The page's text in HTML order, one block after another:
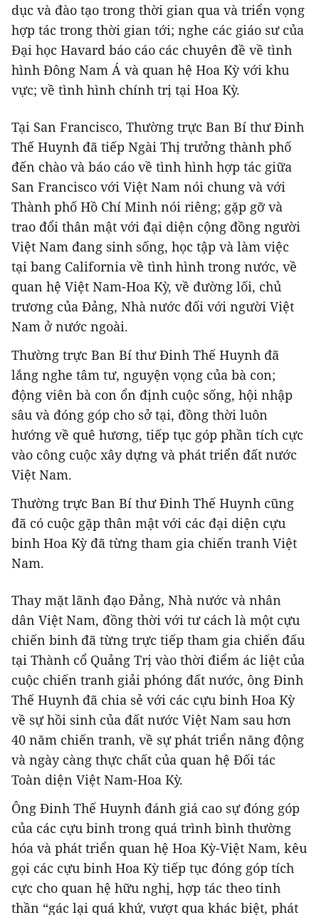
dục và đào tạo trong thời gian qua và triển vọng
hợp tác trong thời gian tới; nghe các giáo sư của
Đại học Havard báo cáo các chuyên đề về tình
hình Đông Nam Á và quan hệ Hoa Kỳ với khu
vực; về tình hình chính trị tại Hoa Kỳ.
Tại San Francisco, Thường trực Ban Bí thư Đinh
Thế Huynh đã tiếp Ngài Thị trưởng thành phố
đến chào và báo cáo về tình hình hợp tác giữa
San Francisco với Việt Nam nói chung và với
Thành phố Hồ Chí Minh nói riêng; gặp gỡ và
trao đổi thân mật với đại diện cộng đồng người
Việt Nam đang sinh sống, học tập và làm việc
tại bang California về tình hình trong nước, về
quan hệ Việt Nam-Hoa Kỳ, về đường lối, chủ
trương của Đảng, Nhà nước đối với người Việt
Nam ở nước ngoài.
Thường trực Ban Bí thư Đinh Thế Huynh đã
lắng nghe tâm tư, nguyện vọng của bà con;
động viên bà con ổn định cuộc sống, hội nhập
sâu và đóng góp cho sở tại, đồng thời luôn
hướng về quê hương, tiếp tục góp phần tích cực
vào công cuộc xây dựng và phát triển đất nước
Việt Nam.
Thường trực Ban Bí thư Đinh Thế Huynh cũng
đã có cuộc gặp thân mật với các đại diện cựu
binh Hoa Kỳ đã từng tham gia chiến tranh Việt
Nam.
Thay mặt lãnh đạo Đảng, Nhà nước và nhân
dân Việt Nam, đồng thời với tư cách là một cựu
chiến binh đã từng trực tiếp tham gia chiến đấu
tại Thành cổ Quảng Trị vào thời điểm ác liệt của
cuộc chiến tranh giải phóng đất nước, ông Đinh
Thế Huynh đã chia sẻ với các cựu binh Hoa Kỳ
về sự hồi sinh của đất nước Việt Nam sau hơn
40 năm chiến tranh, về sự phát triển năng động
và ngày càng thực chất của quan hệ Đối tác
Toàn diện Việt Nam-Hoa Kỳ.
Ông Đinh Thế Huynh đánh giá cao sự đóng góp
của các cựu binh trong quá trình bình thường
hóa và phát triển quan hệ Hoa Kỳ-Việt Nam, kêu
gọi các cựu binh Hoa Kỳ tiếp tục đóng góp tích
cực cho quan hệ hữu nghị, hợp tác theo tinh
thần “gác lại quá khứ, vượt qua khác biệt, phát